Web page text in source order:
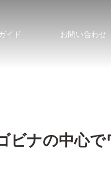
イド お問い合わせ
ナの中心